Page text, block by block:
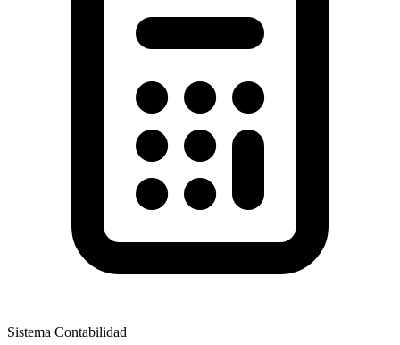
Sistema Contabilidad